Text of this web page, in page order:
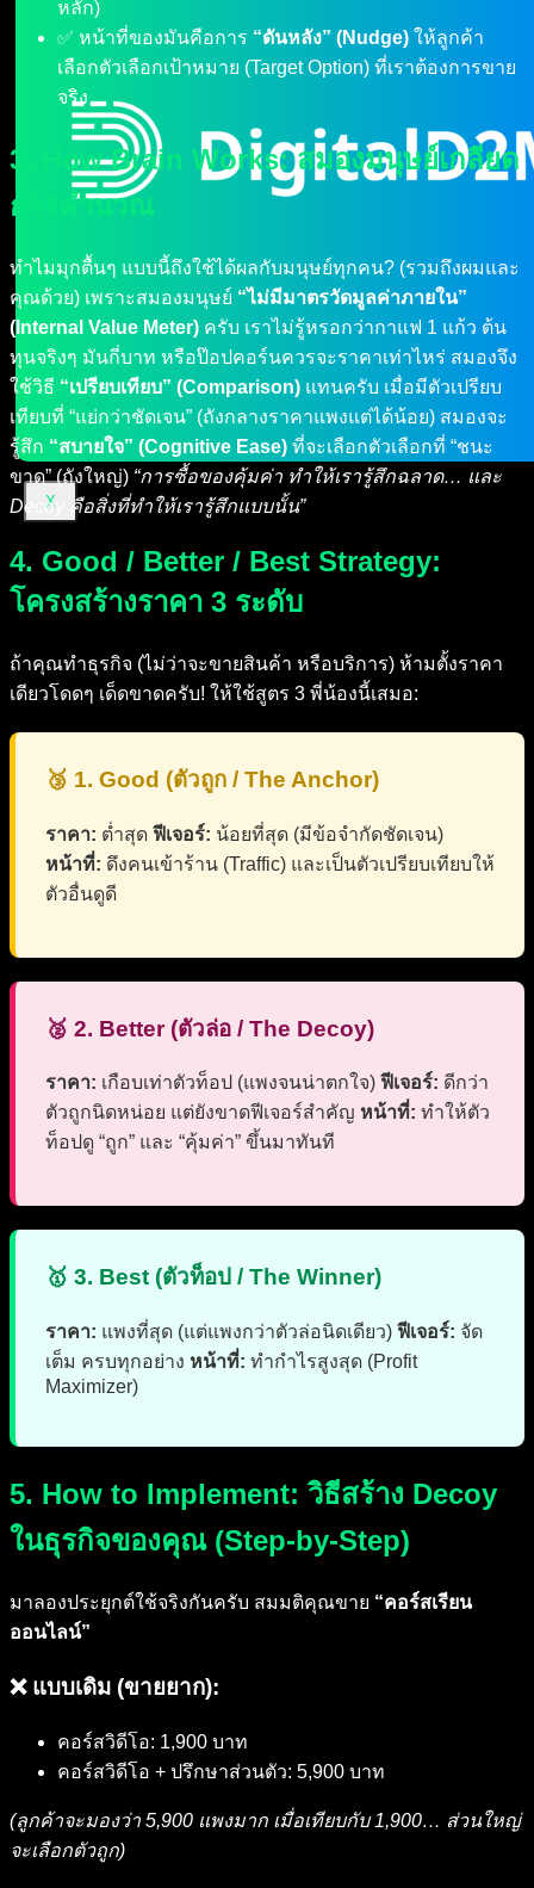
X
หลัก)
✅ หน้าที่ของมันคือการ “ดันหลัง” (Nudge) ให้ลูกค้า
เลือกตัวเลือกเป้าหมาย (Target Option) ที่เราต้องการขาย
จริง
3. How Brain Works: สมองมนุษย์เกลียด
การคำนวณ
ทำไมมุกตื้นๆ แบบนี้ถึงใช้ได้ผลกับมนุษย์ทุกคน? (รวมถึงผมและ
คุณด้วย) เพราะสมองมนุษย์ “ไม่มีมาตรวัดมูลค่าภายใน”
(Internal Value Meter) ครับ เราไม่รู้หรอกว่ากาแฟ 1 แก้ว ต้น
ทุนจริงๆ มันกี่บาท หรือป๊อปคอร์นควรจะราคาเท่าไหร่ สมองจึง
ใช้วิธี “เปรียบเทียบ” (Comparison) แทนครับ เมื่อมีตัวเปรียบ
เทียบที่ “แย่กว่าชัดเจน” (ถังกลางราคาแพงแต่ได้น้อย) สมองจะ
รู้สึก “สบายใจ” (Cognitive Ease) ที่จะเลือกตัวเลือกที่ “ชนะ
ขาด” (ถังใหญ่) “การซื้อของคุ้มค่า ทำให้เรารู้สึกฉลาด… และ
Decoy คือสิ่งที่ทำให้เรารู้สึกแบบนั้น”
4. Good / Better / Best Strategy:
โครงสร้างราคา 3 ระดับ
ถ้าคุณทำธุรกิจ (ไม่ว่าจะขายสินค้า หรือบริการ) ห้ามตั้งราคา
เดียวโดดๆ เด็ดขาดครับ! ให้ใช้สูตร 3 พี่น้องนี้เสมอ:
🥉 1. Good (ตัวถูก / The Anchor)
ราคา: ต่ำสุด ฟีเจอร์: น้อยที่สุด (มีข้อจำกัดชัดเจน)
หน้าที่: ดึงคนเข้าร้าน (Traffic) และเป็นตัวเปรียบเทียบให้
ตัวอื่นดูดี
🥈 2. Better (ตัวล่อ / The Decoy)
ราคา: เกือบเท่าตัวท็อป (แพงจนน่าตกใจ) ฟีเจอร์: ดีกว่า
ตัวถูกนิดหน่อย แต่ยังขาดฟีเจอร์สำคัญ หน้าที่: ทำให้ตัว
ท็อปดู “ถูก” และ “คุ้มค่า” ขึ้นมาทันที
🥇 3. Best (ตัวท็อป / The Winner)
ราคา: แพงที่สุด (แต่แพงกว่าตัวล่อนิดเดียว) ฟีเจอร์: จัด
เต็ม ครบทุกอย่าง หน้าที่: ทำกำไรสูงสุด (Profit
Maximizer)
5. How to Implement: วิธีสร้าง Decoy
ในธุรกิจของคุณ (Step-by-Step)
มาลองประยุกต์ใช้จริงกันครับ สมมติคุณขาย “คอร์สเรียน
ออนไลน์”
❌ แบบเดิม (ขายยาก):
คอร์สวิดีโอ: 1,900 บาท
คอร์สวิดีโอ + ปรึกษาส่วนตัว: 5,900 บาท
(ลูกค้าจะมองว่า 5,900 แพงมาก เมื่อเทียบกับ 1,900… ส่วนใหญ่
จะเลือกตัวถูก)